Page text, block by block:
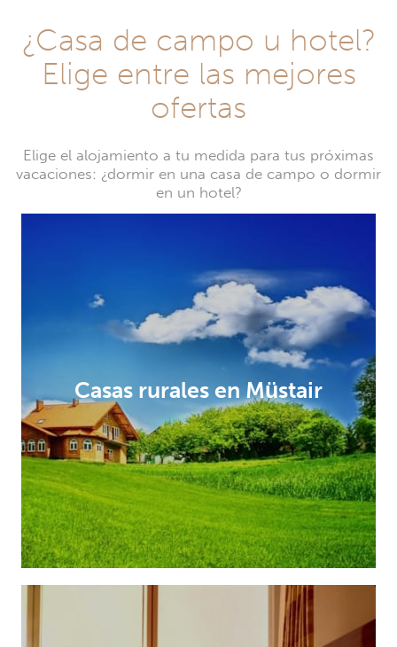
¿Casa de campo u hotel?
Elige entre las mejores
ofertas
Elige el alojamiento a tu medida para tus próximas
vacaciones: ¿dormir en una casa de campo o dormir
en un hotel?
Casas rurales en Müstair